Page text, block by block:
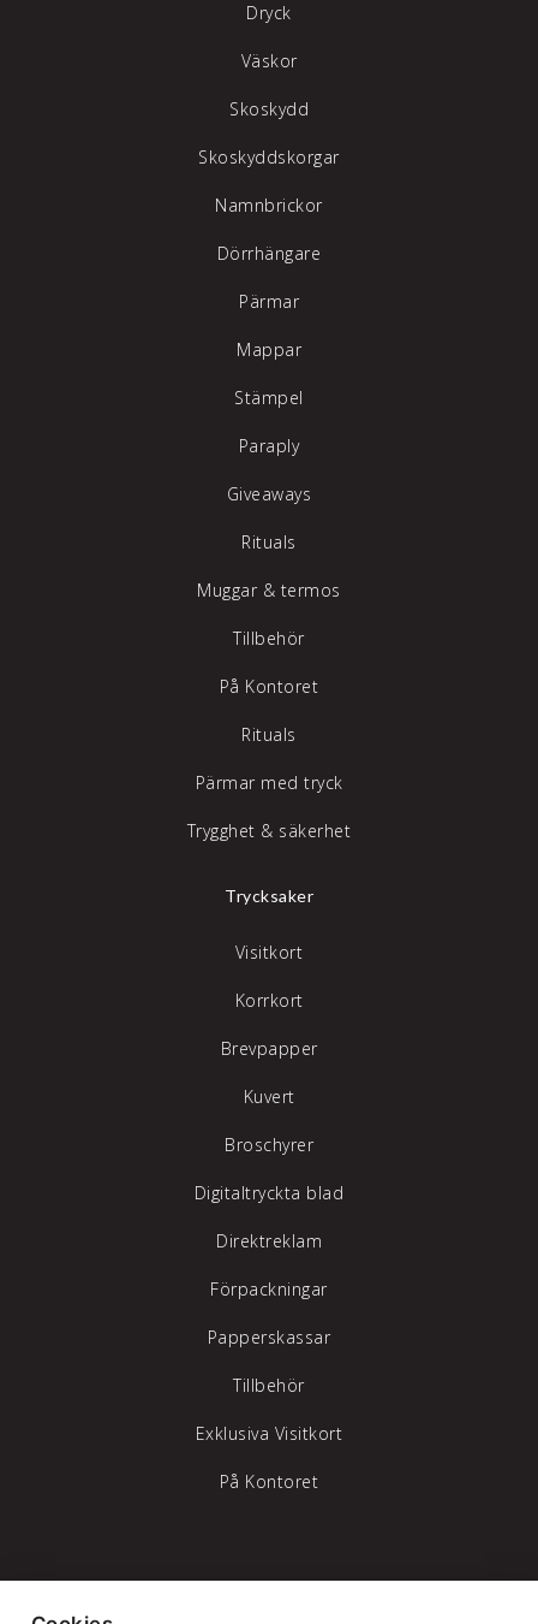
Dryck
Väskor
Skoskydd
Skoskyddskorgar
Namnbrickor
Dörrhängare
Pärmar
Mappar
Stämpel
Paraply
Giveaways
Rituals
Muggar & termos
Tillbehör
På Kontoret
Rituals
Pärmar med tryck
Trygghet & säkerhet
Trycksaker
Visitkort
Korrkort
Brevpapper
Kuvert
Broschyrer
Digitaltryckta blad
Direktreklam
Förpackningar
Papperskassar
Tillbehör
Exklusiva Visitkort
På Kontoret